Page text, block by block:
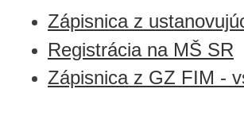
Zápisnica z
Registrácia na MŠ SR
Zápisnica z GZ FIM -